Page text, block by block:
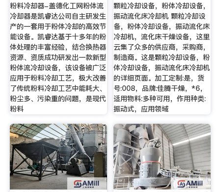
粉料冷却器-盖德化工网粉体流
冷却器是凯睿达公司自主研发生
产的一套用于粉体冷却的高效节
能设备。凯睿达基于十多年的粉
体处理的丰富经验，结合换热器
资源、资质成功研发出一款新型
粉体流冷却设备，该设备被广泛
应用于粉料冷却工艺，极大改善
了传统粉料冷却工艺中能耗大、
粉尘多、污染重的问题，是现代
粉料
颗粒冷却设备，粉体冷却设备，
振动流化床冷却机 颗粒冷却设
备，粉体冷却设备，振动流化床
冷却机，流化床干燥设备，这里
云集了众多的供应商，采购商，
制造商。这是颗粒冷却设备，粉
体冷却设备，振动流化床冷却机
的详细页面。加工定制:是，货
号:008，品牌:佳腾干燥，*6，
适用物料:多种可用，作用种类:
振动式，应用领域